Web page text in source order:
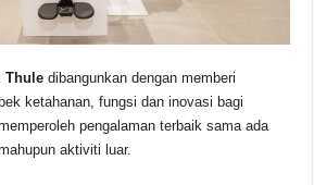
Thule dibangunkan dengan memberi
ketahanan, fungsi dan inovasi bagi
pengalaman terbaik sama ada
aktiviti luar.